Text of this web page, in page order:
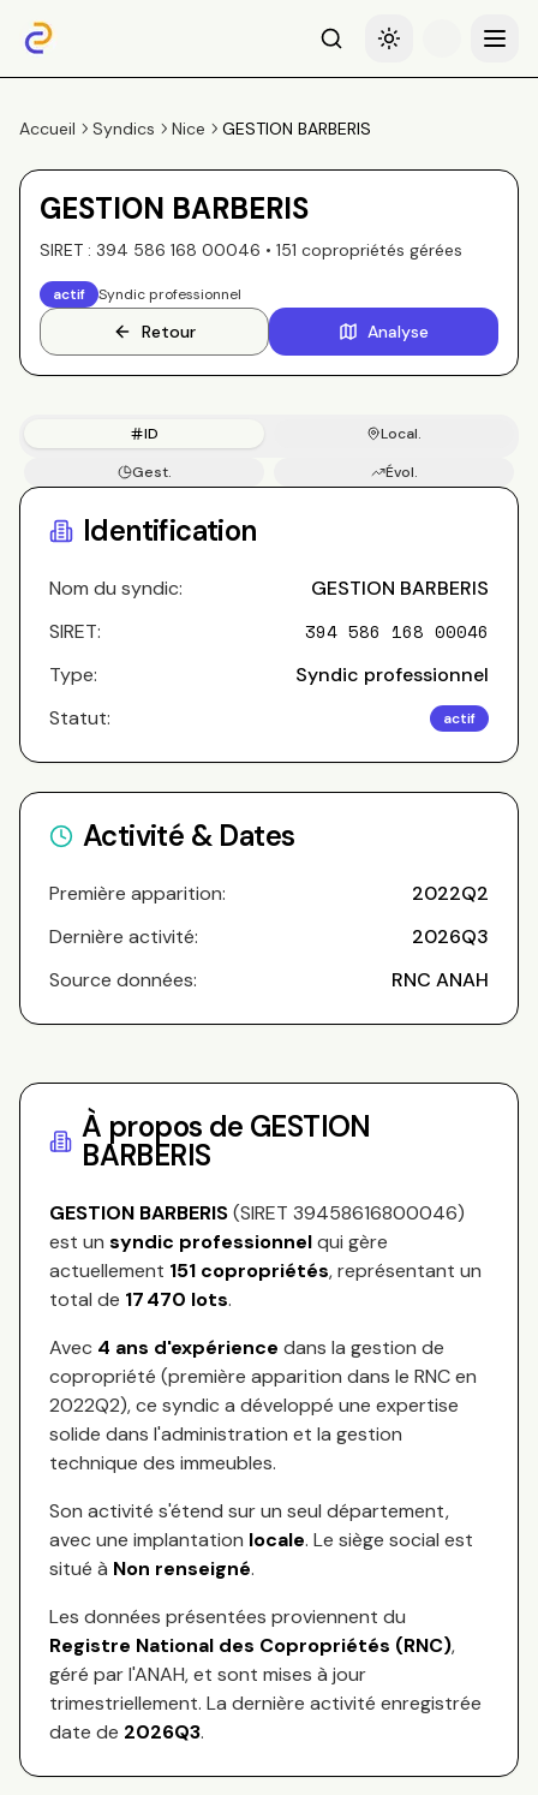
RechercheBasculer le thème
Menu
Accueil Syndics Nice GESTION BARBERIS
GESTION BARBERIS
SIRET : 394 586 168 00046 • 151 copropriétés gérées
actif Syndic professionnel
Retour Analyse
ID
Local.
Gest.
Évol.
Identification
Nom du syndic:
GESTION BARBERIS
SIRET:
394 586 168 00046
Type:
Syndic professionnel
Statut:
actif
Activité & Dates
Première apparition:
2022Q2
Dernière activité:
2026Q3
Source données:
RNC ANAH
À propos de GESTION
BARBERIS
GESTION BARBERIS(SIRET 39458616800046)
est un syndic professionnelqui gère
actuellement 151 copropriétés, représentant un
total de 17 470 lots.
Avec 4 ans d'expérience dans la gestion de
copropriété (première apparition dans le RNC en
2022Q2), ce syndic a développé une expertise
solide dans l'administration et la gestion
technique des immeubles.
Son activité s'étend surun seul département,
avec une implantation locale. Le siège social est
situé à Non renseigné.
Les données présentées proviennent du
Registre National des Copropriétés (RNC),
géré par l'ANAH, et sont mises à jour
trimestriellement. La dernière activité enregistrée
date de 2026Q3.